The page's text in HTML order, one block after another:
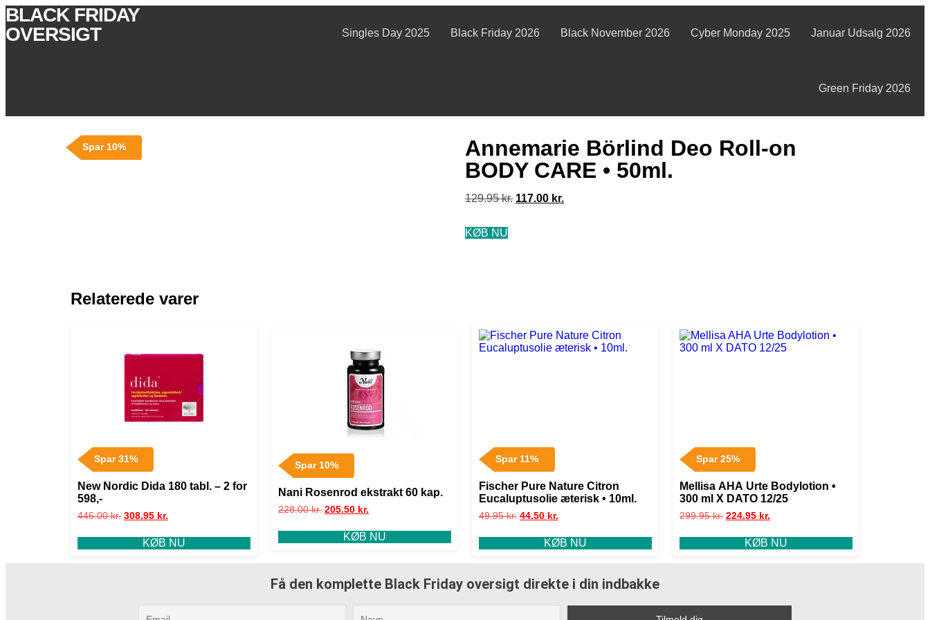
BLACK FRIDAY
OVERSIGT
Singles Day 2025 Black Friday 2026 Black November 2026 Cyber Monday 2025 Januar Udsalg 2026
Green Friday 2026
Spar 10%
Annemarie Börlind Deo Roll-on
BODY CARE • 50ml.
129.95kr. 117.00 kr.
KØB NU
Relaterede varer
Spar 31%
New Nordic Dida 180 tabl. – 2 for
598,-
446.00kr. 308.95 kr.
KØB NU
Spar 10%
Nani Rosenrod ekstrakt 60 kap.
228.00kr. 205.50 kr.
KØB NU
Spar 11%
Fischer Pure Nature Citron
Eucaluptusolie æterisk • 10ml.
49.95kr. 44.50 kr.
KØB NU
Spar 25%
Mellisa AHA Urte Bodylotion •
300 ml X DATO 12/25
299.95kr. 224.95 kr.
KØB NU
Få den komplette Black Friday oversigt direkte i din indbakke